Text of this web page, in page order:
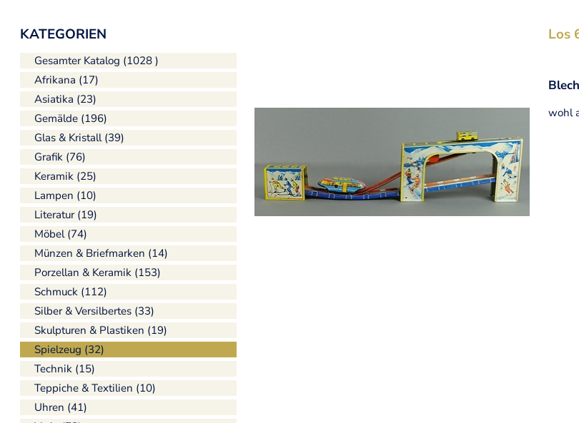
KATEGORIEN
Gesamter Katalog (1028 )
Afrikana (17)
Asiatika (23)
Gemälde (196)
Glas & Kristall (39)
Grafik (76)
Keramik (25)
Lampen (10)
Literatur (19)
Möbel (74)
Münzen & Briefmarken (14)
Porzellan & Keramik (153)
Schmuck (112)
Silber & Versilbertes (33)
Skulpturen & Plastiken (19)
Spielzeug (32)
Technik (15)
Teppiche & Textilien (10)
Uhren (41)
Los
wohl